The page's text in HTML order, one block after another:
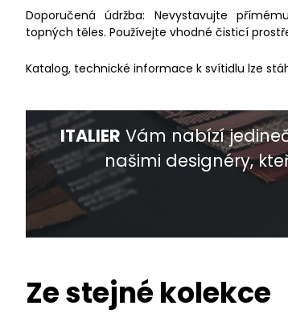
Doporučená údržba: Nevystavujte
topných těles. Používejte vhodné čisticí
Katalog, technické informace k svítidlu lze
ITALIER Vám nabízí
našimi designéry,
Ze stejné kolekce